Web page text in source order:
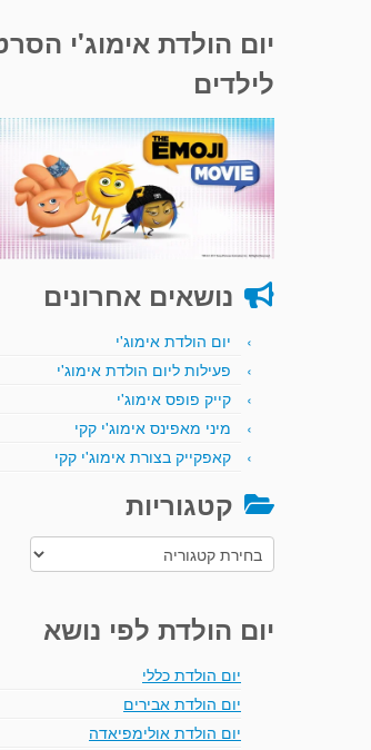
יום הולדת אימוג'י
לילדים
נושאים אחרונים
יום הולדת אימוג'י
פעילות ליום הולדת אימוג'י
קייק פופס אימוג'י
מיני מאפינס אימוג'י קקי
קאפקייק בצורת אימוג'י קקי
קטגוריות
קטגוריות
יום הולדת לפי נושא
יום הולדת כללי
יום הולדת אבירים
יום הולדת אולימפיאדה